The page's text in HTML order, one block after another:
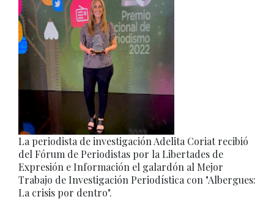
La periodista de investigación Adelita Coriat recibió
del Fórum de Periodistas por la Libertades de
Expresión e Información el galardón al Mejor
Trabajo de Investigación Periodística con "Albergues:
La crisis por dentro".